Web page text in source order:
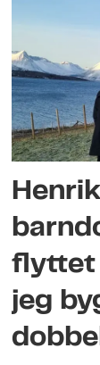
flyttet
jeg